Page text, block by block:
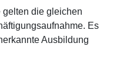
gelten die gleichen
Es
Ausbildung